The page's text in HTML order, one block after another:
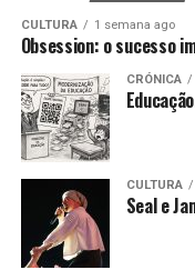
CULTURA 1 semana ago
Obsession: o sucesso
CRÓNICA
CULTURA
Seal e